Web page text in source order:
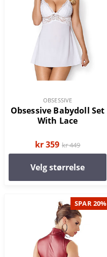
OBSESSIVE
Obsessive Babydoll Set
With Lace
kr 359 kr 449
Velg størrelse
SPAR 20%